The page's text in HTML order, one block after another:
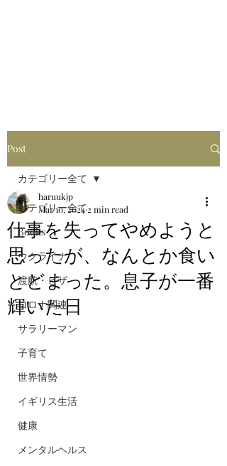
Post
カテゴリー全て
Books
ウクライナ
渡航・ビザ
コロナ関連
サラリーマン
子育て
世界情勢
イギリス生活
健康
メンタルヘルス
カテゴリー全て
仕事を失ってやめようと
思ったが、なんとか食い
とどまった。息子が一番
輝いた日
haruukjp
Mar 10, 2024 2 min read